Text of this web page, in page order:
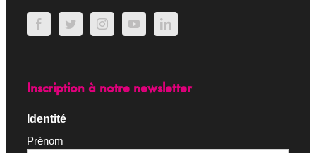
Inscription à notre newsletter
Identité
Prénom